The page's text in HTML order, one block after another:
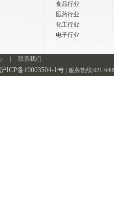
食品行业
医药行业
化工行业
电子行业
联系我们
沪ICP备19003504-1号 | 服务热线:021-